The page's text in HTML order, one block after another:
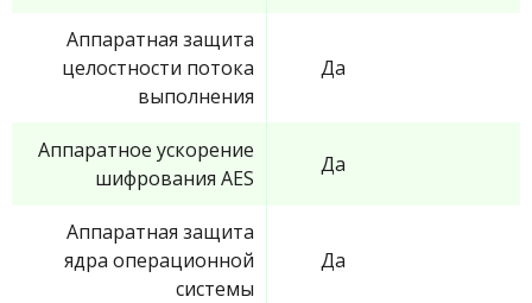
Аппаратная защита
целостности потока
выполнения
Да
Аппаратное ускорение
шифрования AES
Да
Аппаратная защита
ядра операционной
системы
Да